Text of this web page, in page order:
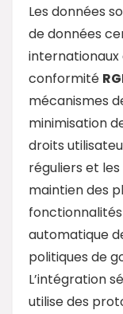
Les données
de données
internationaux
conformité
mécanismes
minimisation
droits
réguliers et
maintien des
automatique
politiques de
L’intégration
utilise des